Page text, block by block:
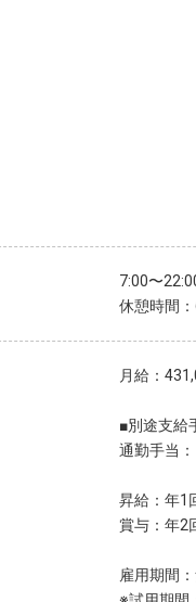
7:00〜
休憩時間
月給：
■別途支給
通勤手当
昇給：年1
賞与：年2
雇用期間